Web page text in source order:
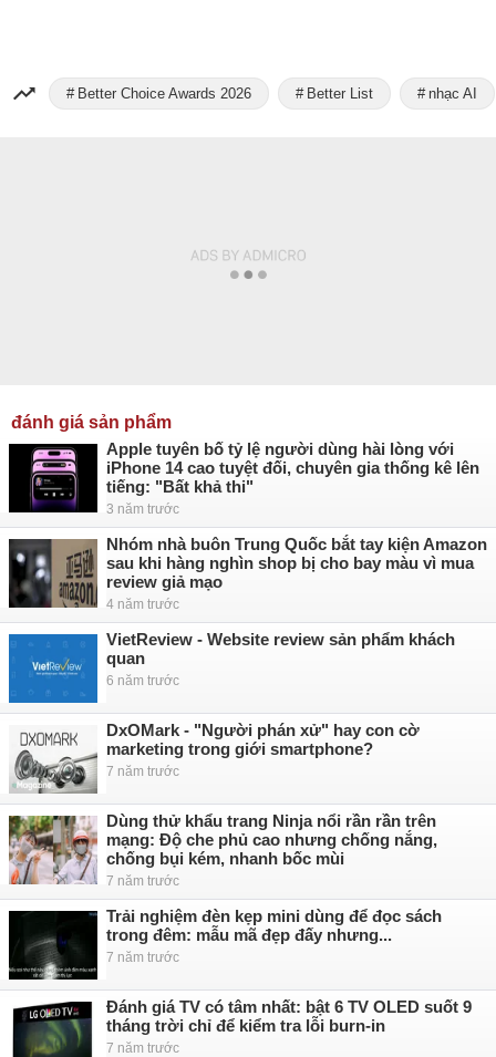
Better Choice Awards 2026 Better List nhạc AI
đánh giá sản phẩm
Apple tuyên bố tỷ lệ người dùng hài lòng với
iPhone 14 cao tuyệt đối, chuyên gia thống kê lên
tiếng: "Bất khả thi"
3 năm trước
Nhóm nhà buôn Trung Quốc bắt tay kiện Amazon
sau khi hàng nghìn shop bị cho bay màu vì mua
review giả mạo
4 năm trước
VietReview - Website review sản phẩm khách
quan
6 năm trước
DxOMark - "Người phán xử" hay con cờ
marketing trong giới smartphone?
7 năm trước
Dùng thử khẩu trang Ninja nổi rần rần trên
mạng: Độ che phủ cao nhưng chống nắng,
chống bụi kém, nhanh bốc mùi
7 năm trước
Trải nghiệm đèn kẹp mini dùng để đọc sách
trong đêm: mẫu mã đẹp đấy nhưng...
7 năm trước
Đánh giá TV có tâm nhất: bật 6 TV OLED suốt 9
tháng trời chỉ để kiểm tra lỗi burn-in
7 năm trước